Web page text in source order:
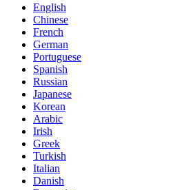
English
Chinese
French
German
Portuguese
Spanish
Russian
Japanese
Korean
Arabic
Irish
Greek
Turkish
Italian
Danish